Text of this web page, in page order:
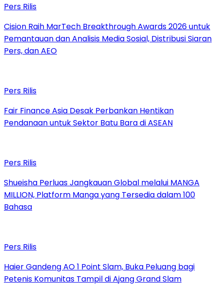
Pers Rilis
Cision Raih MarTech Breakthrough Awards 2026 untuk
Pemantauan dan Analisis Media Sosial, Distribusi Siaran
Pers, dan AEO
Pers Rilis
Fair Finance Asia Desak Perbankan Hentikan
Pendanaan untuk Sektor Batu Bara di ASEAN
Pers Rilis
Shueisha Perluas Jangkauan Global melalui MANGA
MILLION, Platform Manga yang Tersedia dalam 100
Bahasa
Pers Rilis
Haier Gandeng AO 1 Point Slam, Buka Peluang bagi
Petenis Komunitas Tampil di Ajang Grand Slam